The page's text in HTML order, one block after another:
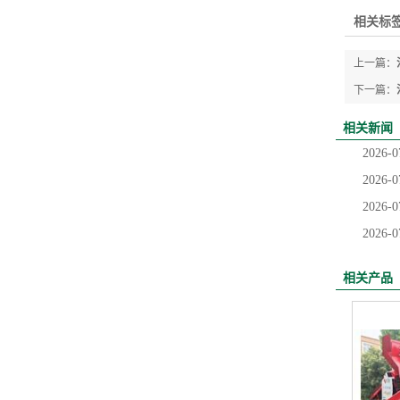
相关标
上一篇：
下一篇：
相关新闻
2026-
2026-
2026-
2026-
相关产品